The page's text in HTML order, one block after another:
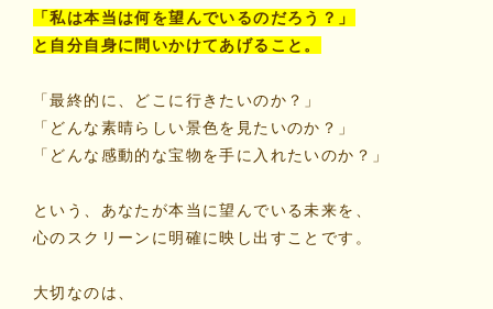
「私は本当は何を望んでいるのだろう？」
と自分自身に問いかけてあげること。
「最終的に、どこに行きたいのか？」
「どんな素晴らしい景色を見たいのか？」
「どんな感動的な宝物を手に入れたいのか？」
という、あなたが本当に望んでいる未来を、
心のスクリーンに明確に映し出すことです。
大切なのは、